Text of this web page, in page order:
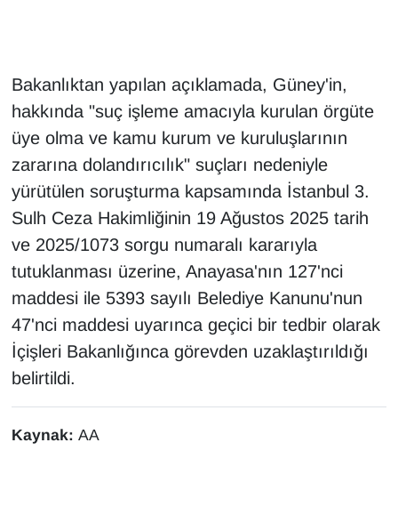
Bakanlıktan yapılan açıklamada, Güney'in,
hakkında "suç işleme amacıyla kurulan örgüte
üye olma ve kamu kurum ve kuruluşlarının
zararına dolandırıcılık" suçları nedeniyle
yürütülen soruşturma kapsamında İstanbul 3.
Sulh Ceza Hakimliğinin 19 Ağustos 2025 tarih
ve 2025/1073 sorgu numaralı kararıyla
tutuklanması üzerine, Anayasa'nın 127'nci
maddesi ile 5393 sayılı Belediye Kanunu'nun
47'nci maddesi uyarınca geçici bir tedbir olarak
İçişleri Bakanlığınca görevden uzaklaştırıldığı
belirtildi.
Kaynak: AA
İngilizce
Kadın
Kamu Alımları
Kim Kimdir?
Kültür & Sanat
KURDÎ
MAGAZİN
MEDYA